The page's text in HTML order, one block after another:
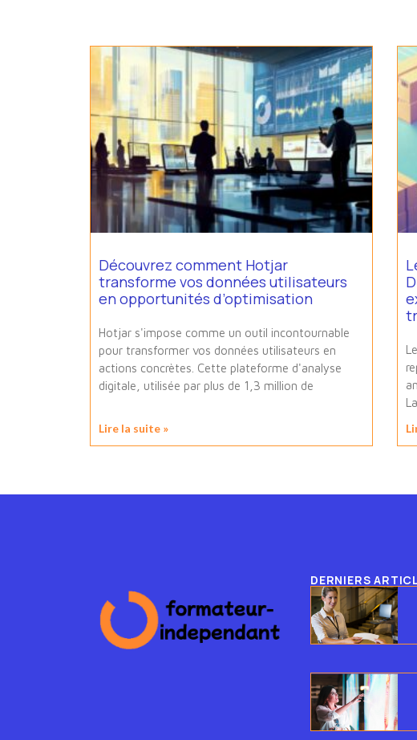
Découvrez comment Hotjar
transforme vos données utilisateurs
en opportunités d’optimisation
Hotjar s'impose comme un outil incontournable
pour transformer vos données utilisateurs en
actions concrètes. Cette plateforme d'analyse
digitale, utilisée par plus de 1,3 million de
Lire la suite »
DERNIERS